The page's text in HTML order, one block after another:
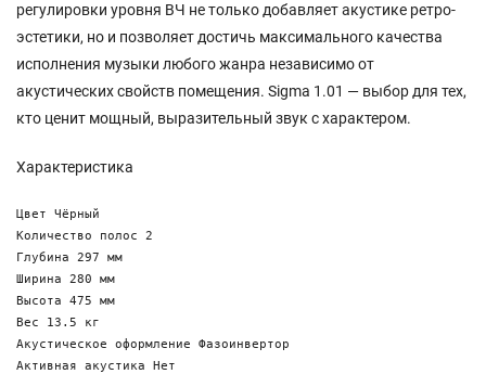
регулировки уровня ВЧ не только добавляет акустике ретро-
эстетики, но и позволяет достичь максимального качества
исполнения музыки любого жанра независимо от
акустических свойств помещения. Sigma 1.01 — выбор для тех,
кто ценит мощный, выразительный звук с характером.
Характеристика
Цвет Чёрный
Количество полос 2
Глубина 297 мм
Ширина 280 мм
Высота 475 мм
Вес 13.5 кг
Акустическое оформление Фазоинвертор
Активная акустика Нет